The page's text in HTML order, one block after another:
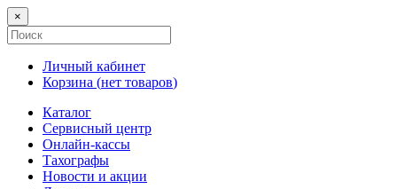
×
Личный кабинет
Корзина (нет товаров)
Каталог
Сервисный центр
Онлайн-кассы
Тахографы
Новости и акции